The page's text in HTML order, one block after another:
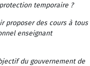
temporaire ?
proposer des cours à tous
enseignant
du gouvernement de